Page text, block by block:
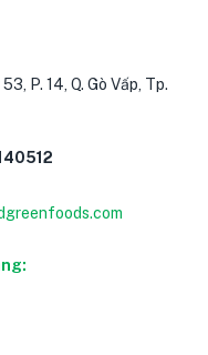
P. 14, Q. Gò Vấp, Tp.